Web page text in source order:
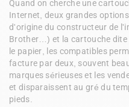
Quand on cherche une
Internet, deux grandes
d'origine du constructeur de
Brother…) et la cartouche
le papier, les compatibles
facture par deux, souvent
marques sérieuses et les
et disparaissent au gré du
pieds.